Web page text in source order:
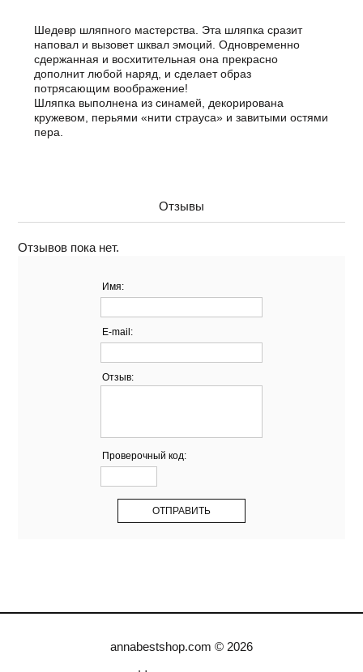
Шедевр шляпного мастерства. Эта шляпка сразит
наповал и вызовет шквал эмоций. Одновременно
сдержанная и восхитительная она прекрасно
дополнит любой наряд, и сделает образ
потрясающим воображение!
Шляпка выполнена из синамей, декорирована
кружевом, перьями «нити страуса» и завитыми остями
пера.
Отзывы
Отзывов пока нет.
Имя:
E-mail:
Отзыв:
Проверочный код:
annabestshop.com © 2026